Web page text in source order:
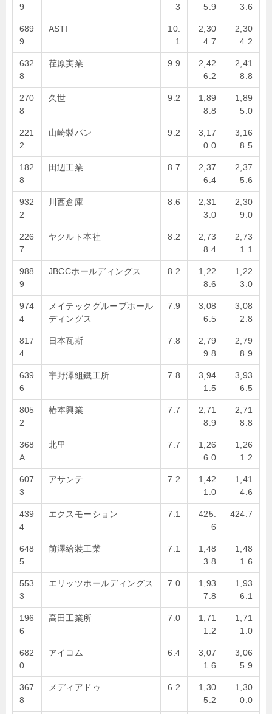
9 3 5.9 3.6
689
9
ASTI
10.
1
2,30
4.7
2,30
4.2
632
8
荏原実業 9.9
2,42
6.2
2,41
8.8
270
8
久世 9.2
1,89
8.8
1,89
5.0
221
2
山崎製パン 9.2
3,17
0.0
3,16
8.5
182
8
田辺工業 8.7
2,37
6.4
2,37
5.6
932
2
川西倉庫 8.6
2,31
3.0
2,30
9.0
226
7
ヤクルト本社 8.2
2,73
8.4
2,73
1.1
988
9
JBCCホールディングス 8.2
1,22
8.6
1,22
3.0
974
4
メイテックグループホール
ディングス
7.9
3,08
6.5
3,08
2.8
817
4
日本瓦斯 7.8
2,79
9.8
2,79
8.9
639
6
宇野澤組鐵工所 7.8
3,94
1.5
3,93
6.5
805
2
椿本興業 7.7
2,71
8.9
2,71
8.8
368
A
北里 7.7
1,26
6.0
1,26
1.2
607
3
アサンテ 7.2
1,42
1.0
1,41
4.6
439
4
エクスモーション 7.1
425.
6
424.7
648
5
前澤給装工業 7.1
1,48
3.8
1,48
1.6
553
3
エリッツホールディングス 7.0
1,93
7.8
1,93
6.1
196
6
高田工業所 7.0
1,71
1.2
1,71
1.0
682
0
アイコム 6.4
3,07
1.6
3,06
5.9
367
8
メディアドゥ 6.2
1,30
5.2
1,30
0.0